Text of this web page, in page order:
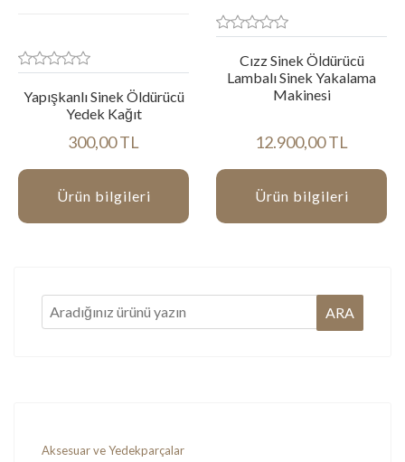
Yapışkanlı Sinek Öldürücü
Yedek Kağıt
300,00 TL
Ürün bilgileri
Cızz Sinek Öldürücü
Lambalı Sinek Yakalama
Makinesi
12.900,00 TL
Ürün bilgileri
Aksesuar ve Yedekparçalar